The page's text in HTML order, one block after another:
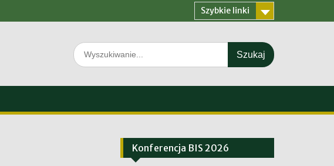
Szybkie linki
Search
for:
Konferencja BIS 2026